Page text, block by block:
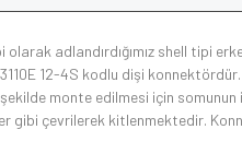
adlandırdığımız shell tipi
12-4S kodlu dişi
monte edilmesi için
çevrilerek kitlenmektedir.